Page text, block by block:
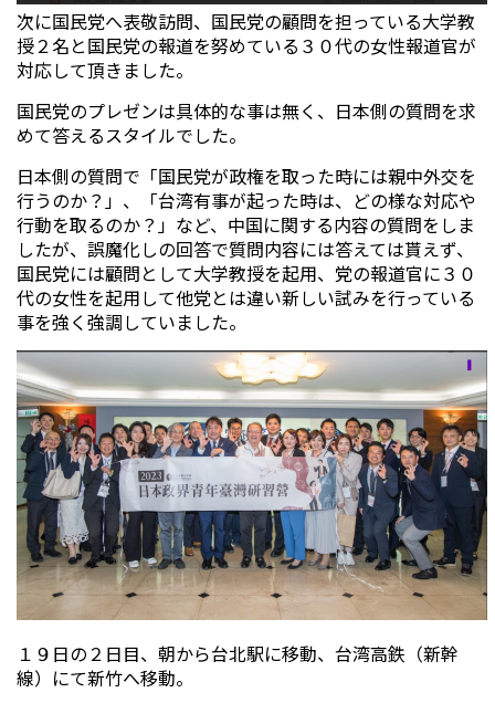
次に国民党へ表敬訪問、国民党の顧問を担っている大学教
授２名と国民党の報道を努めている３０代の女性報道官が
対応して頂きました。
国民党のプレゼンは具体的な事は無く、日本側の質問を求
めて答えるスタイルでした。
日本側の質問で「国民党が政権を取った時には親中外交を
行うのか？」、「台湾有事が起った時は、どの様な対応や
行動を取るのか？」など、中国に関する内容の質問をしま
したが、誤魔化しの回答で質問内容には答えては貰えず、
国民党には顧問として大学教授を起用、党の報道官に３０
代の女性を起用して他党とは違い新しい試みを行っている
事を強く強調していました。
１９日の２日目、朝から台北駅に移動、台湾高鉄（新幹
線）にて新竹へ移動。